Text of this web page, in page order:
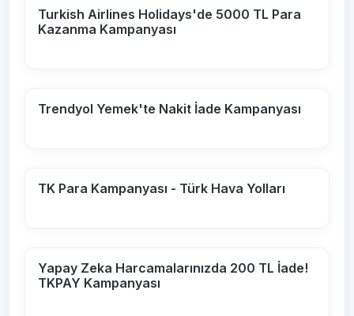
Turkish Airlines Holidays'de 5000 TL Para
Kazanma Kampanyası
Trendyol Yemek'te Nakit İade Kampanyası
TK Para Kampanyası - Türk Hava Yolları
Yapay Zeka Harcamalarınızda 200 TL İade!
TKPAY Kampanyası